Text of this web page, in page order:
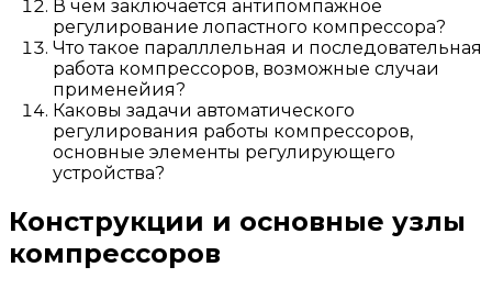
В чем заключается антипомпажное
регулирование лопастного компрессора?
Что такое паралллельная и последовательная
работа компрессоров, возможные случаи
применейия?
Каковы задачи автоматического
регулирования работы компрессоров,
основные элементы регулирующего
устройства?
Конструкции и основные узлы
компрессоров